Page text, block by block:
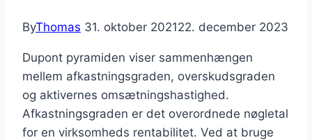
ByThomas 31. oktober 202122. december 2023
Dupont pyramiden viser sammenhængen
mellem afkastningsgraden, overskudsgraden
og aktivernes omsætningshastighed.
Afkastningsgraden er det overordnede nøgletal
for en virksomheds rentabilitet. Ved at bruge